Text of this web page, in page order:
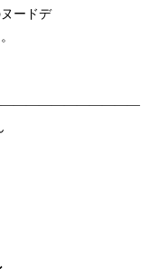
ードデ